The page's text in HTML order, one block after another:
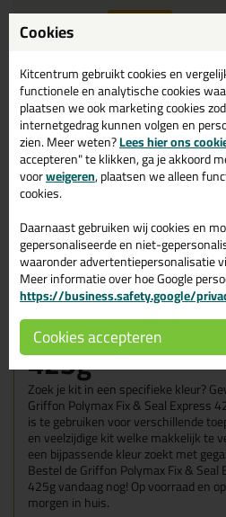
48x7,69p/st 14%korting
Waarom dit product?
Met5 sterrenbeoordeeld
Zeer hoge blijvende elasticiteit
Oplosmiddelvrij
Overschilderbaar
Zeer snelle sterkteopbouw
Omschrijving
Griffon
Express 425g
425g
Zoek je kit in een specifieke kleur?
Griffon Polymax Fix & Seal Express
is te gebruiken voor verschillende
en veelzijdige kit welke makkelijk te
een bijpassende kleur zoekt met
Bestel de Griffon Polymax Fix &
425g vandaag nog! Op voorraad en
morgen in huis.
Cookies
Kitcentrum gebruikt cookies en
functionele en analytische cookies
plaatsen we ook marketing cookies
internetgedrag kunnen volgen en
zien. Meer weten?Lees hier ons
accepteren" te klikken, ga je akkoord
voorweigeren, plaatsen we alleen
cookies.
Daarnaast gebruiken wij cookies en
gepersonaliseerde en niet-
waaronder advertentiepersonalisatie
Meer informatie over hoe Google
https://business.safety.google/
Cookies accepteren